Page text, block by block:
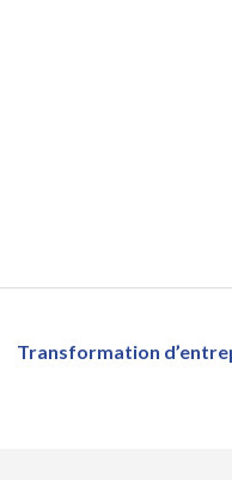
Transformation